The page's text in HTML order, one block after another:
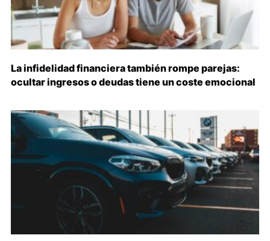
La infidelidad financiera también rompe parejas:
ocultar ingresos o deudas tiene un coste emocional